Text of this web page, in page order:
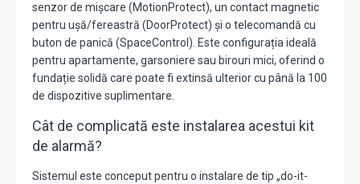
senzor de mișcare (MotionProtect), un contact magnetic
pentru ușă/fereastră (DoorProtect) și o telecomandă cu
buton de panică (SpaceControl). Este configurația ideală
pentru apartamente, garsoniere sau birouri mici, oferind o
fundație solidă care poate fi extinsă ulterior cu până la 100
de dispozitive suplimentare.
Cât de complicată este instalarea acestui kit
de alarmă?
Sistemul este conceput pentru o instalare de tip „do-it-